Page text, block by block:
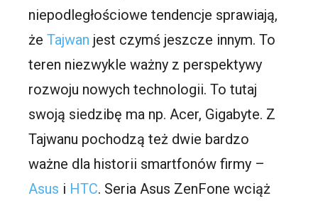
niepodległościowe tendencje sprawiają,
żeTajwan jest czymś jeszcze innym. To
teren niezwykle ważny z perspektywy
rozwoju nowych technologii. To tutaj
swoją siedzibę ma np. Acer, Gigabyte. Z
Tajwanu pochodzą też dwie bardzo
ważne dla historii smartfonów firmy –
Asus i HTC. Seria Asus ZenFone wciąż